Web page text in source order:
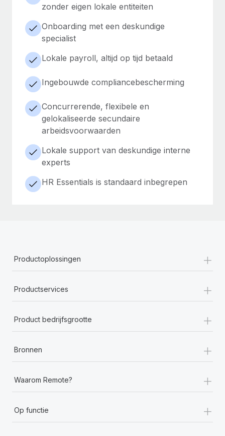
zonder eigen lokale entiteiten
Onboarding met een deskundige
specialist
Lokale payroll, altijd op tijd betaald
Ingebouwde compliancebescherming
Concurrerende, flexibele en
gelokaliseerde secundaire
arbeidsvoorwaarden
Lokale support van deskundige interne
experts
HR Essentials is standaard inbegrepen
Productoplossingen +
Productservices +
Product bedrijfsgrootte +
Bronnen +
Waarom Remote? +
Op functie +